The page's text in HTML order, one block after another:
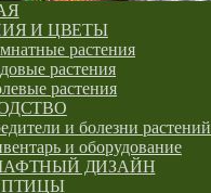
И ЦВЕТЫ
растения
растения
растения
и болезни растений
и оборудование
ДИЗАЙН
ПТИЦЫ